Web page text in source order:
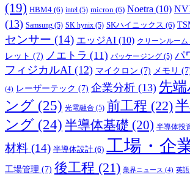
(19) HBM4 (6) intel (5) micron (6) Noetra (10)
(13) Samsung (5) SK hynix (5) SKハイニックス (6)
センサー (14) エッジAI (10) クリーンルーム
レット (7) ノエトラ (11) パッケージング (5) パ
フィジカルAI (12) マイクロン (7) メモリ
(4) レーザーテック (7) 企業分析 (13) 先
ング (25) 光電融合 (5) 前工程 (22)
ング (24) 半導体基礎 (20) 半導体投
材料 (14) 半導体設計 (6) 工場・企
工場管理 (7) 後工程 (21) 業界ニュース (4) 英語